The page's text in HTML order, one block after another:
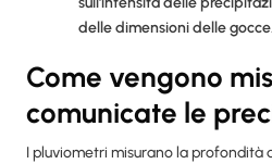
delle dimensioni delle gocce.
Come vengono
comunicate le
I pluviometri misurano la profondità